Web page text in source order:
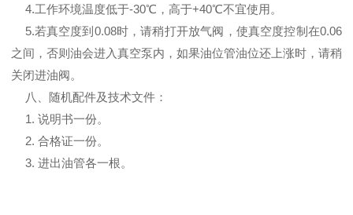
4.工作环境温度低于-30℃，高于+40℃不宜使用。
5.若真空度到0.08时，请稍打开放气阀，使真空度控制在0.06
之间，否则油会进入真空泵内，如果油位管油位还上涨时，请稍
关闭进油阀。
八、随机配件及技术文件：
1. 说明书一份。
2. 合格证一份。
3. 进出油管各一根。